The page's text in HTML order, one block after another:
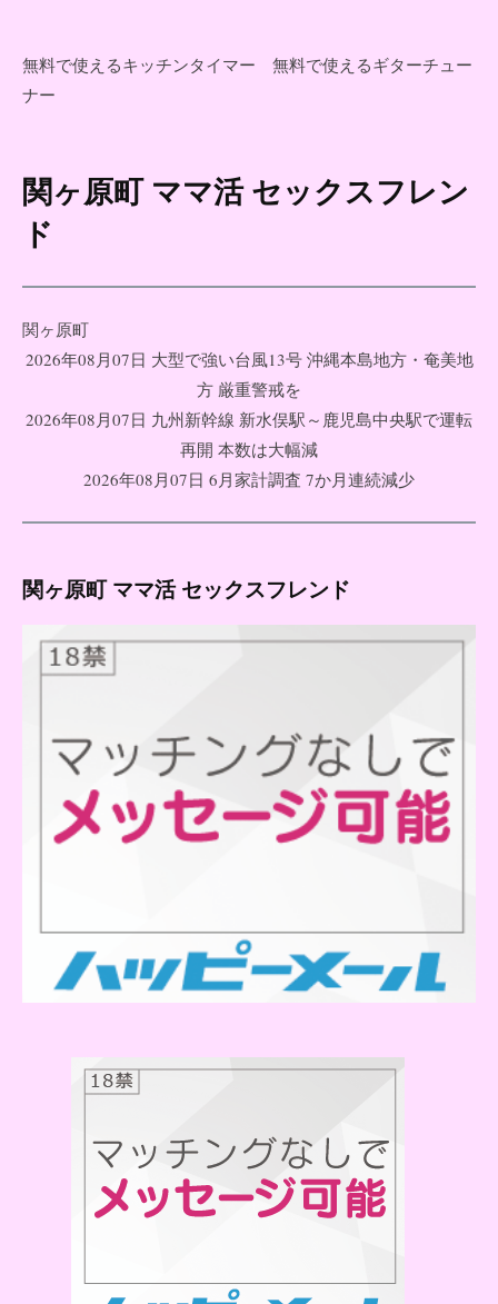
無料で使えるキッチンタイマー
無料で使えるギターチュー
ナー
コ
テ
へ
ス
ッ
関ヶ原町 ママ活 セックスフレン
ド
関ヶ原町
2026年08月07日 大型で強い台風13号 沖縄本島地方・奄美地
方 厳重警戒を
2026年08月07日 九州新幹線 新水俣駅～鹿児島中央駅で運転
再開 本数は大幅減
2026年08月07日 6月家計調査 7か月連続減少
関ヶ原町 ママ活 セックスフレンド